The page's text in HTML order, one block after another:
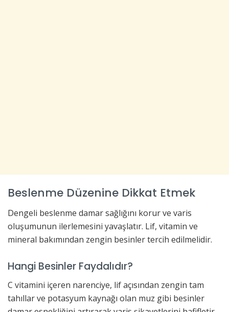
Beslenme Düzenine Dikkat Etmek
Dengeli beslenme damar sağlığını korur ve varis
oluşumunun ilerlemesini yavaşlatır. Lif, vitamin ve
mineral bakımından zengin besinler tercih edilmelidir.
Hangi Besinler Faydalıdır?
C vitamini içeren narenciye, lif açısından zengin tam
tahıllar ve potasyum kaynağı olan muz gibi besinler